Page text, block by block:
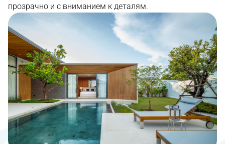
прозрачно и с вниманием к деталям.